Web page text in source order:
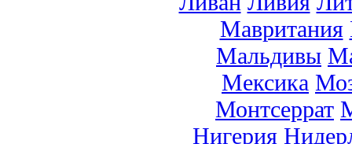
Мавритания
Мальдивы
Мексика
Монтсеррат
Нигерия